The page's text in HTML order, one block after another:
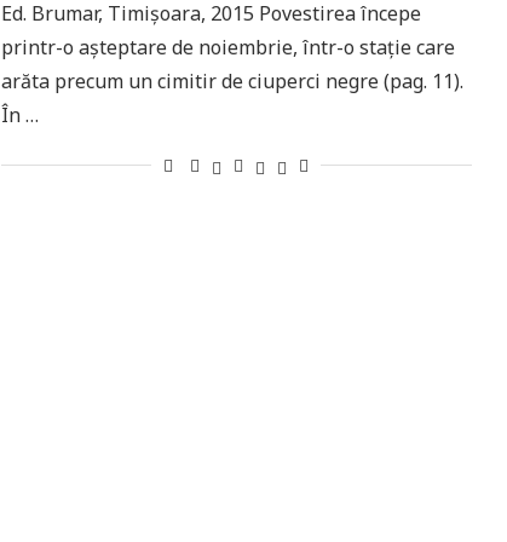
Ed. Brumar, Timișoara, 2015 Povestirea începe
printr-o așteptare de noiembrie, într-o stație care
arăta precum un cimitir de ciuperci negre (pag. 11).
În …